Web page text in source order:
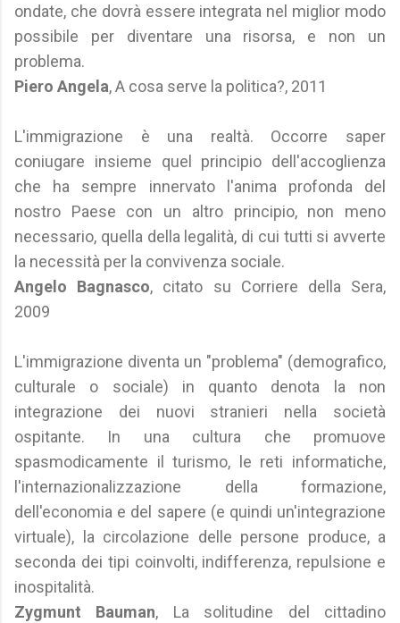
ondate, che dovrà essere integrata nel miglior modo
possibile per diventare una risorsa, e non un
problema.
Piero Angela, A cosa serve la politica?, 2011
L'immigrazione è una realtà. Occorre saper
coniugare insieme quel principio dell'accoglienza
che ha sempre innervato l'anima profonda del
nostro Paese con un altro principio, non meno
necessario, quella della legalità, di cui tutti si avverte
la necessità per la convivenza sociale.
Angelo Bagnasco, citato su Corriere della Sera,
2009
L'immigrazione diventa un "problema" (demografico,
culturale o sociale) in quanto denota la non
integrazione dei nuovi stranieri nella società
ospitante. In una cultura che promuove
spasmodicamente il turismo, le reti informatiche,
l'internazionalizzazione della formazione,
dell'economia e del sapere (e quindi un'integrazione
virtuale), la circolazione delle persone produce, a
seconda dei tipi coinvolti, indifferenza, repulsione e
inospitalità.
Zygmunt Bauman, La solitudine del cittadino